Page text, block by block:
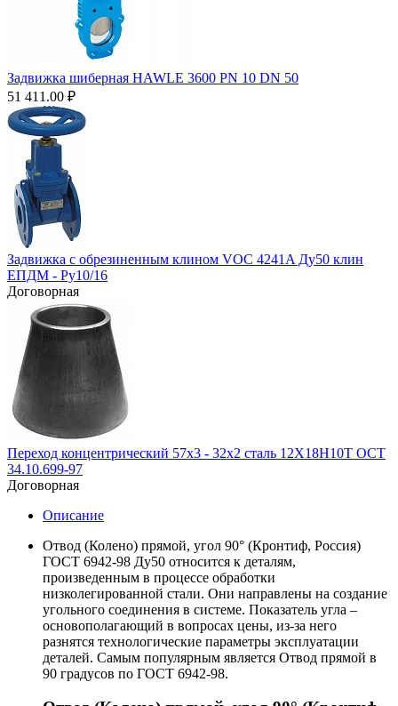
Задвижка шиберная HAWLE 3600 PN 10 DN 50
51 411.00 ₽
Задвижка с обрезиненным клином VOC 4241A Ду50 клин
ЕПДМ - Ру10/16
Договорная
Переход концентрический 57х3 - 32х2 сталь 12Х18Н10Т ОСТ
34.10.699-97
Договорная
Описание
Отвод (Колено) прямой, угол 90° (Кронтиф, Россия)
ГОСТ 6942-98 Ду50 относится к деталям,
произведенным в процессе обработки
низколегированной стали. Они направлены на создание
угольного соединения в системе. Показатель угла –
основополагающий в вопросах цены, из-за него
разнятся технологические параметры эксплуатации
деталей. Самым популярным является Отвод прямой в
90 градусов по ГОСТ 6942-98.